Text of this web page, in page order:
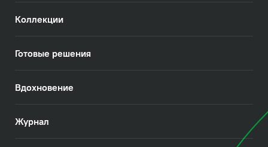
Коллекции
Готовые решения
Вдохновение
Журнал